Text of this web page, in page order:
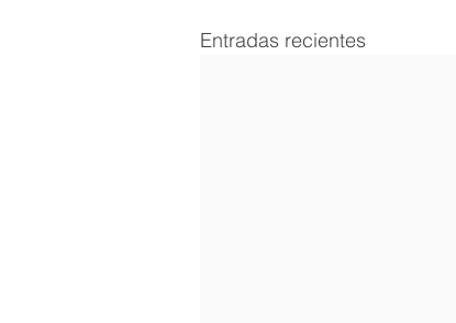
Entradas recientes